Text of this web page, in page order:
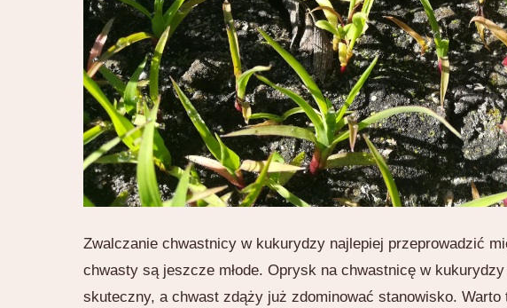
Zwalczanie chwastnicy w kukurydzy najlepiej przeprowadzić
chwasty są jeszcze młode. Oprysk na chwastnicę w
skuteczny, a chwast zdąży już zdominować stanowisko. Warto